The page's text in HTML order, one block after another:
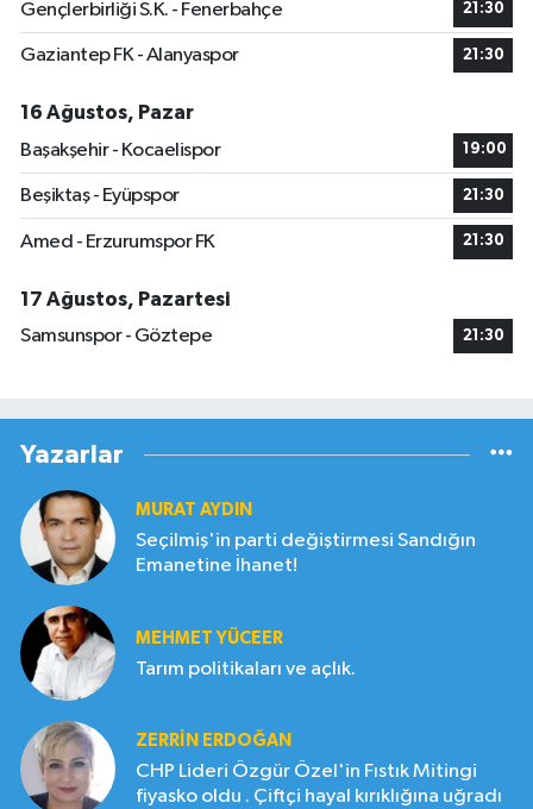
Gençlerbirliği S.K. - Fenerbahçe 21:30
Gaziantep FK - Alanyaspor 21:30
16 Ağustos, Pazar
Başakşehir - Kocaelispor
19:00
Beşiktaş - Eyüpspor 21:30
Amed - Erzurumspor FK 21:30
17 Ağustos, Pazartesi
Samsunspor - Göztepe
21:30
Yazarlar
MURAT AYDIN
Seçilmiş'in parti değiştirmesi Sandığın
Emanetine İhanet!
MEHMET YÜCEER
Tarım politikaları ve açlık.
ZERRIN ERDOĞAN
CHP Lideri Özgür Özel'in Fıstık Mitingi
fiyasko oldu . Çiftçi hayal kırıklığına uğradı